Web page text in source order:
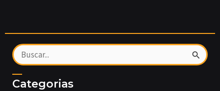
Pesquisar
por:
Categorias